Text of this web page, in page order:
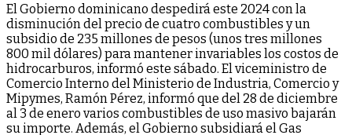
El Gobierno dominicano despedirá este 2024 con la
disminución del precio de cuatro combustibles y un
subsidio de 235 millones de pesos (unos tres millones
800 mil dólares) para mantener invariables los costos de
hidrocarburos, informó este sábado. El viceministro de
Comercio Interno del Ministerio de Industria, Comercio y
Mipymes, Ramón Pérez, informó que del 28 de diciembre
al 3 de enero varios combustibles de uso masivo bajarán
su importe. Además, el Gobierno subsidiará el Gas